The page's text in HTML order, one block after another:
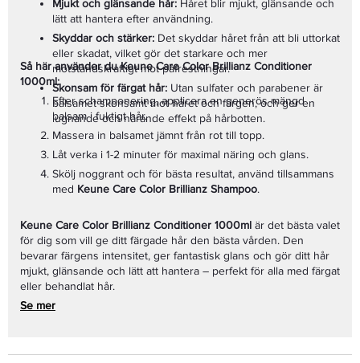
Mjukt och glänsande hår: Håret blir mjukt, glänsande och
lätt att hantera efter användning.
Skyddar och stärker: Det skyddar håret från att bli uttorkat
eller skadat, vilket gör det starkare och mer
motståndskraftigt mot påfrestningar.
Skonsam för färgat hår: Utan sulfater och parabener är
balsamet skonsamt mot håret och färgen, och ger en
lugnande och närande effekt på hårbotten.
Så här använder du Keune Care Color Brillianz Conditioner
1000ml:
Efter schamponering, applicera en generös mängd
balsam i fuktigt hår.
Massera in balsamet jämnt från rot till topp.
Låt verka i 1-2 minuter för maximal näring och glans.
Skölj noggrant och för bästa resultat, använd tillsammans
med Keune Care Color Brillianz Shampoo.
Keune Care Color Brillianz Conditioner 1000ml är det bästa valet
för dig som vill ge ditt färgade hår den bästa vården. Den
bevarar färgens intensitet, ger fantastisk glans och gör ditt hår
mjukt, glänsande och lätt att hantera – perfekt för alla med färgat
eller behandlat hår.
Se mer